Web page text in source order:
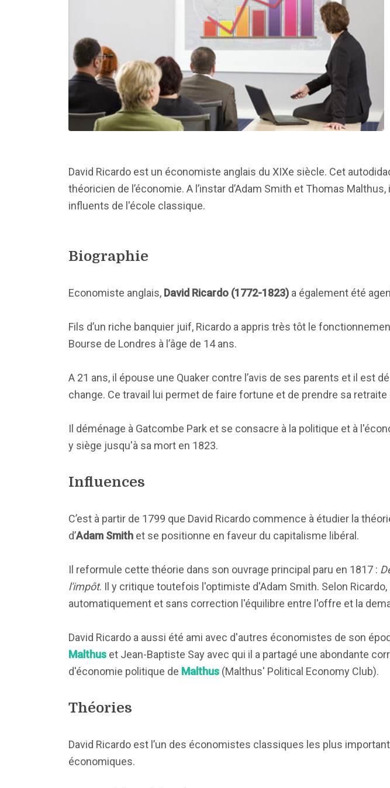
David Ricardo est un économiste anglais du XIXe siècle. Cet
théoricien de l’économie. A l’instar d’Adam Smith et Thomas
influents de l'école classique.
Biographie
Economiste anglais, David Ricardo (1772-1823) a également été
Fils d’un riche banquier juif, Ricardo a appris très tôt le
Bourse de Londres à l’âge de 14 ans.
A 21 ans, il épouse une Quaker contre l’avis de ses parents et il est
change. Ce travail lui permet de faire fortune et de prendre sa retraite
Il déménage à Gatcombe Park et se consacre à la politique et à
y siège jusqu'à sa mort en 1823.
Influences
C’est à partir de 1799 que David Ricardo commence à étudier la
d’Adam Smith et se positionne en faveur du capitalisme libéral.
Il reformule cette théorie dans son ouvrage principal paru en 1817 :
l'impôt. Il y critique toutefois l'optimiste d'Adam Smith. Selon
automatiquement et sans correction l'équilibre entre l'offre et la
David Ricardo a aussi été ami avec d'autres économistes de son
Malthus et Jean-Baptiste Say avec qui il a partagé une abondante
d'économie politique de Malthus (Malthus' Political Economy Club).
Théories
David Ricardo est l’un des économistes classiques les plus
économiques.